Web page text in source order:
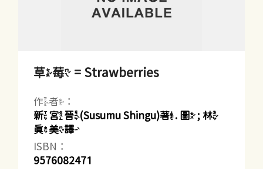
草莓 = Strawberries
作者：
新宮晉(Susumu Shingu)著. 圖 ; 林
真美譯
ISBN：
9576082471